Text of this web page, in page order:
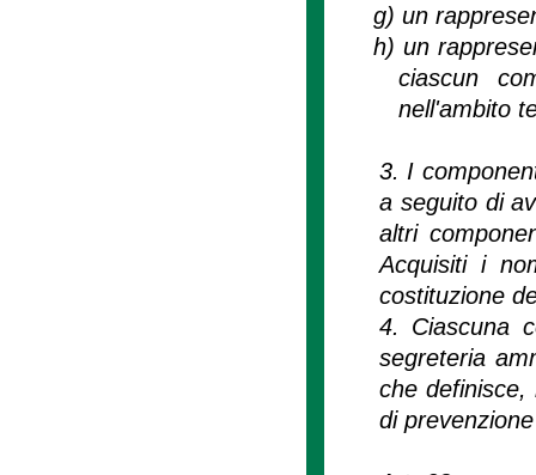
g)un
h) un
ciascun
nell'ambito
3. I
a seguito di
altri
Acquisiti i
costituzione
4. Ciascuna
segreteria
che definisce,
di